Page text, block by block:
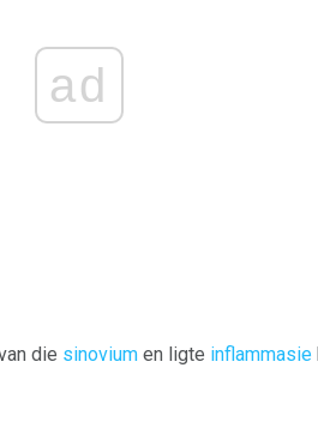
ad
die sinovium en ligte inflammasie